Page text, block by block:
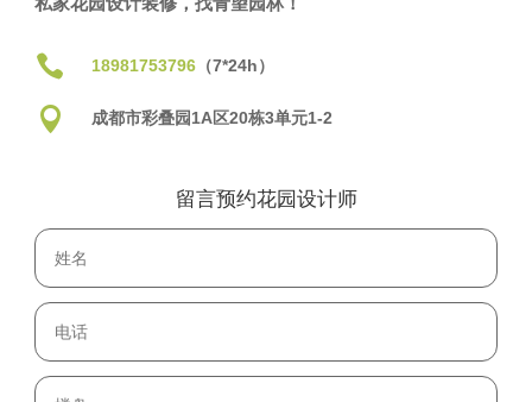
 18981753796（7*24h）
 成都市彩叠园1A区20栋3单元1-2
留言预约花园设计师